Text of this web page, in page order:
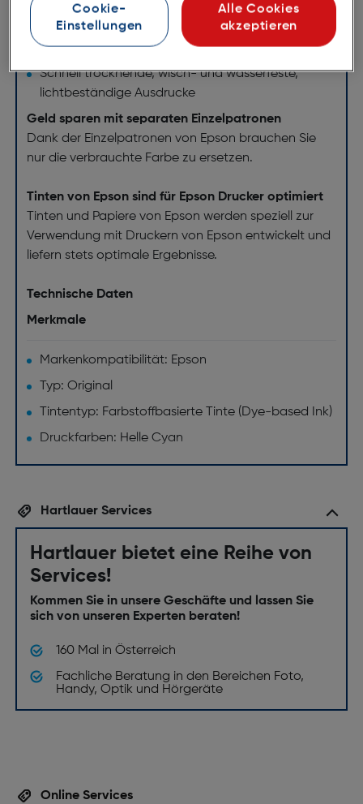
Nutzen Sie einen größeren Farbraum und sanftere
Abstufungen
Schnell trocknende, wisch- und wasserfeste,
lichtbeständige Ausdrucke
Geld sparen mit separaten Einzelpatronen
Dank der Einzelpatronen von Epson brauchen Sie
nur die verbrauchte Farbe zu ersetzen.
Tinten von Epson sind für Epson Drucker optimiert
Tinten und Papiere von Epson werden speziell zur
Verwendung mit Druckern von Epson entwickelt und
liefern stets optimale Ergebnisse.
Technische Daten
Merkmale
Markenkompatibilität: Epson
Typ: Original
Tintentyp: Farbstoffbasierte Tinte (Dye-based Ink)
Druckfarben: Helle Cyan
Hartlauer Services
Hartlauer bietet eine Reihe von
Services!
Kommen Sie in unsere Geschäfte und lassen Sie
sich von unseren Experten beraten!
160 Mal in Österreich
Fachliche Beratung in den Bereichen Foto,
Handy, Optik und Hörgeräte
Online Services
Cookie-
Einstellungen
Alle Cookies
akzeptieren